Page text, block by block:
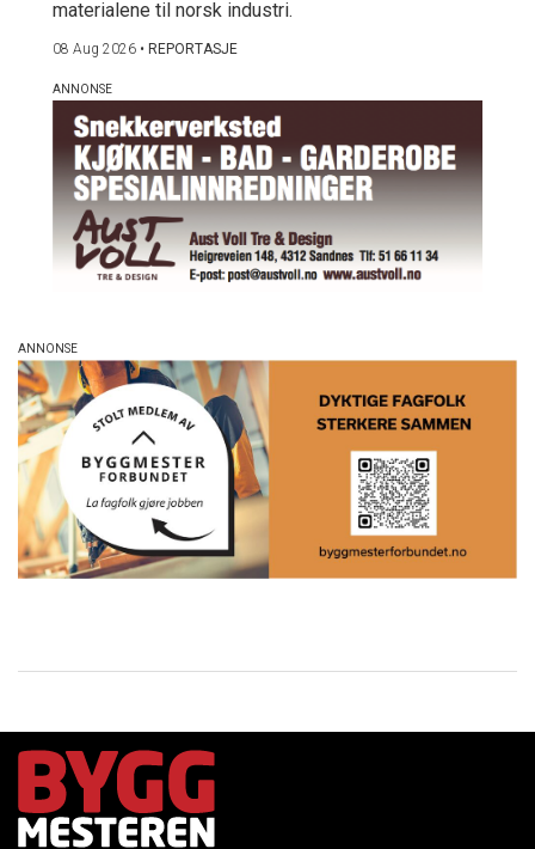
materialene til norsk industri.
08 Aug 2026 • REPORTASJE